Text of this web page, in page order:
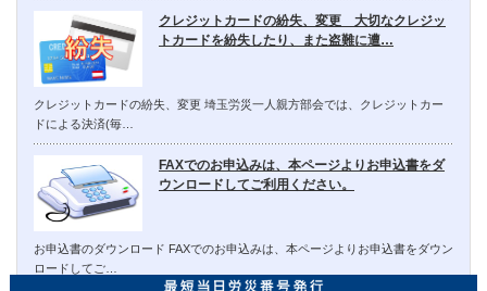
クレジットカードの紛失、変更 大切なクレジッ
トカードを紛失したり、また盗難に遭…
クレジットカードの紛失、変更 埼玉労災一人親方部会では、クレジットカー
ドによる決済(毎…
FAXでのお申込みは、本ページよりお申込書をダ
ウンロードしてご利用ください。
お申込書のダウンロード FAXでのお申込みは、本ページよりお申込書をダウン
ロードしてご…